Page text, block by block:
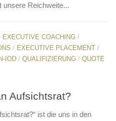
unsere Reichweite...
EXECUTIVE COACHING /
/ EXECUTIVE PLACEMENT /
IOD / QUALIFIZIERUNG / QUOTE
Aufsichtsrat?
ist die uns in den